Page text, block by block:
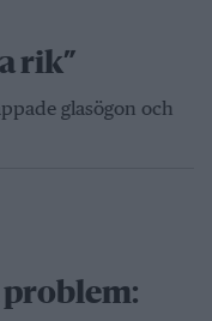
rik”
glasögon och